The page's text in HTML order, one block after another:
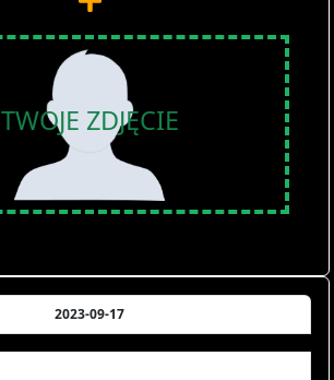
TWOJE ZDJĘCIE
2023-09-17